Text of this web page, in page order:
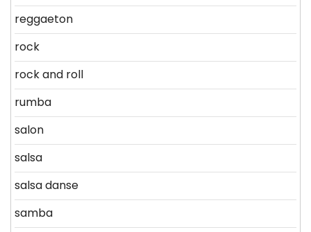
reggaeton
rock
rock and roll
rumba
salon
salsa
salsa danse
samba